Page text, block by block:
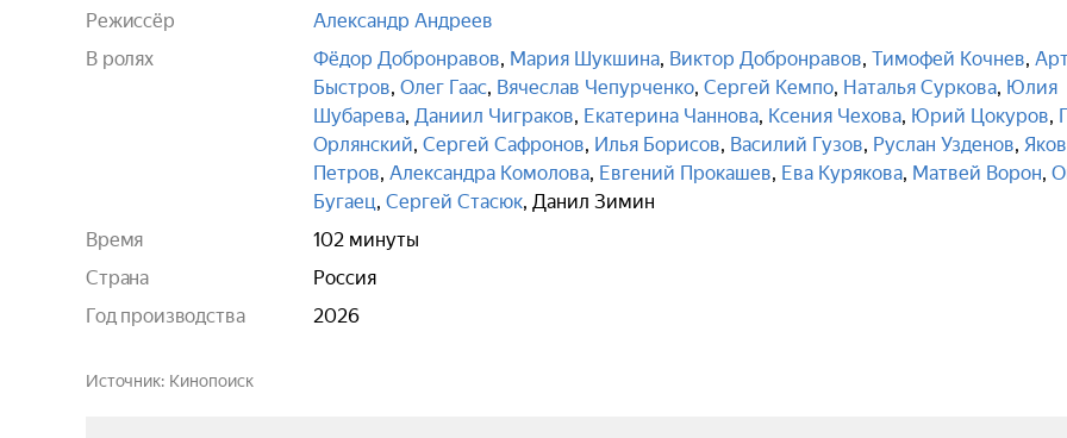
Режиссёр
Александр Андреев
В ролях
Фёдор Добронравов, Мария Шукшина, Виктор Добронравов, Тимофей Кочнев,
Быстров, Олег Гаас, Вячеслав Чепурченко, Сергей Кемпо, Наталья Суркова, Юлия
Шубарева, Даниил Чиграков, Екатерина Чаннова, Ксения Чехова, Юрий Цокуров,
Орлянский, Сергей Сафронов, Илья Борисов, Василий Гузов, Руслан Узденов, Яков
Петров, Александра Комолова, Евгений Прокашев, Ева Курякова, Матвей Ворон,
Бугаец, Сергей Стасюк, Данил Зимин
Время
102 минуты
Страна
Россия
Год производства
2026
Источник Кинопоиск